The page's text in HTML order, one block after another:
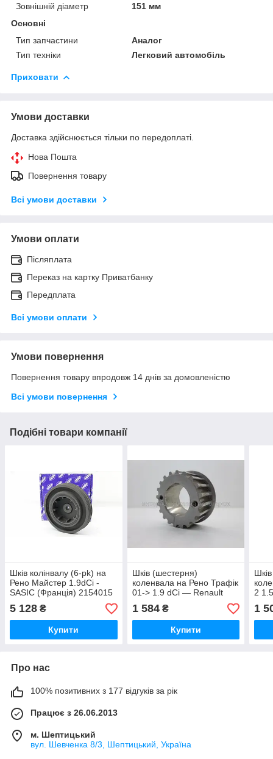
Зовнішній діаметр
151 мм
Основні
Тип запчастини
Аналог
Тип техніки
Легковий автомобіль
Приховати
Умови доставки
Доставка здійснюється тільки по передоплаті.
Нова Пошта
Повернення товару
Всі умови доставки
Умови оплати
Післяплата
Переказ на картку Приватбанку
Передплата
Всі умови оплати
Умови повернення
Повернення товару впродовж 14 днів за домовленістю
Всі умови повернення
Подібні товари компанії
Шків колінвалу (6-pk) на
Рено Майстер 1.9dCi -
SASIC (Франція) 2154015
5 128 ₴
Купити
Шків (шестерня)
коленвала на Рено Трафік
01-> 1.9 dCi — Renault
(Оригінал) - 7700100776
1 584₴
Купити
2
dC/
1
Про нас
100% позитивних з 177 відгуків за рік
Працює з 26.06.2013
м. Шептицький
вул. Шевченка 8/3, Шептицький, Україна